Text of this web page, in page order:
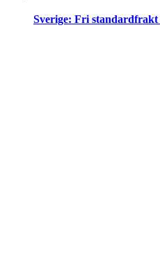
Sverige: Fri standardfrakt